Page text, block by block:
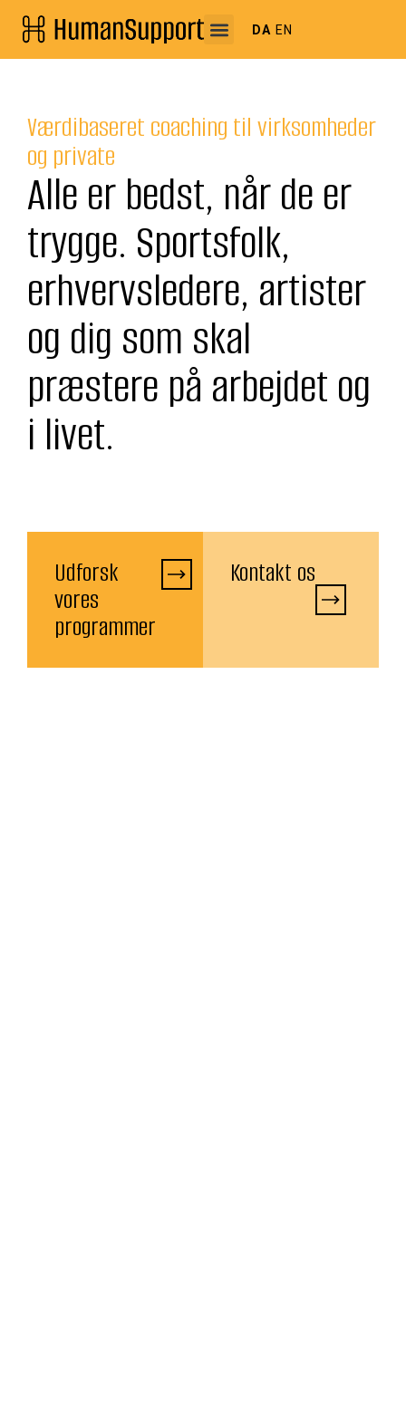
DA EN
Værdibaseret coaching til virksomheder
og private
Alle er bedst, når de er
trygge. Sportsfolk,
erhvervsledere, artister
og dig som skal
præstere på arbejdet og
i livet.
Udforsk
vores
programmer
Kontakt os